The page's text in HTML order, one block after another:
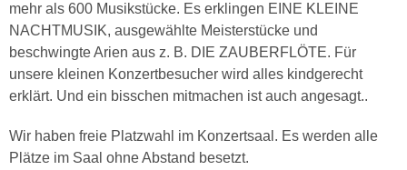
mehr als 600 Musikstücke. Es erklingen EINE KLEINE
NACHTMUSIK, ausgewählte Meisterstücke und
beschwingte Arien aus z. B. DIE ZAUBERFLÖTE. Für
unsere kleinen Konzertbesucher wird alles kindgerecht
erklärt. Und ein bisschen mitmachen ist auch angesagt..
Wir haben freie Platzwahl im Konzertsaal. Es werden alle
Plätze im Saal ohne Abstand besetzt.